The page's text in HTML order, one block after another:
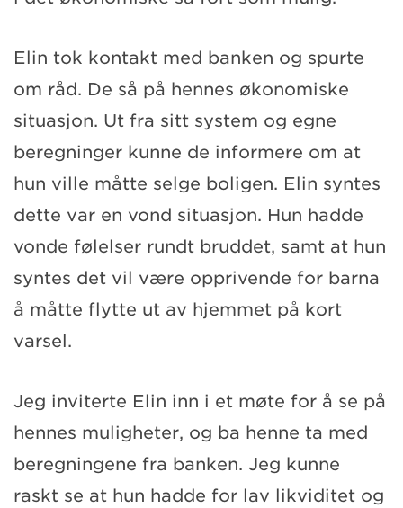
Elin tok kontakt med banken og spurte
om råd. De så på hennes økonomiske
situasjon. Ut fra sitt system og egne
beregninger kunne de informere om at
hun ville måtte selge boligen. Elin syntes
dette var en vond situasjon. Hun hadde
vonde følelser rundt bruddet, samt at hun
syntes det vil være opprivende for barna
å måtte flytte ut av hjemmet på kort
varsel.
Jeg inviterte Elin inn i et møte for å se på
hennes muligheter, og ba henne ta med
beregningene fra banken. Jeg kunne
raskt se at hun hadde for lav likviditet og